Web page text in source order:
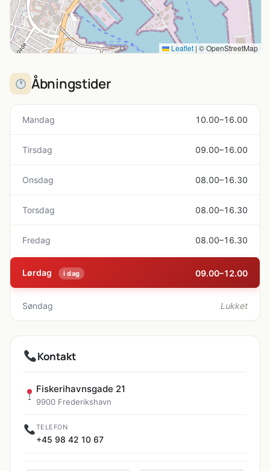
Leaflet | © OpenStreetMap
Åbningstider
Mandag 10.00–16.00
Tirsdag 09.00–16.00
Onsdag 08.00–16.30
Torsdag 08.00–16.30
Fredag 08.00–16.30
Lørdag i dag 09.00–12.00
Søndag Lukket
Kontakt
Fiskerihavnsgade 21
9900 Frederikshavn
TELEFON
+45 98 42 10 67